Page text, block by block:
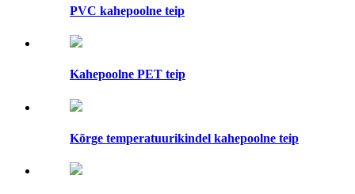
PVC kahepoolne teip
Kahepoolne PET teip
Kõrge temperatuurikindel kahepoolne teip